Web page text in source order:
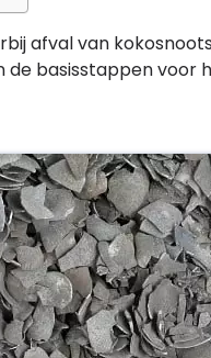
afval van
basisstappen voor